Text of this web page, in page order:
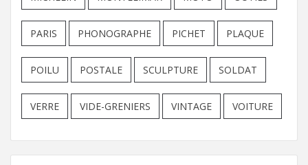
PARIS PHONOGRAPHE PICHET PLAQUE
POILU POSTALE SCULPTURE SOLDAT
VERRE VIDE-GRENIERS VINTAGE VOITURE